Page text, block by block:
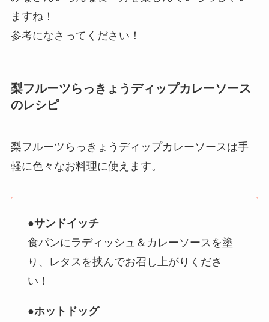
ますね！
参考になさってください！
梨フルーツらっきょうディップカレーソース
のレシピ
梨フルーツらっきょうディップカレーソースは手
軽に色々なお料理に使えます。
●サンドイッチ
食パンにラディッシュ＆カレーソースを塗
り、レタスを挟んでお召し上がりくださ
い！
●ホットドッグ